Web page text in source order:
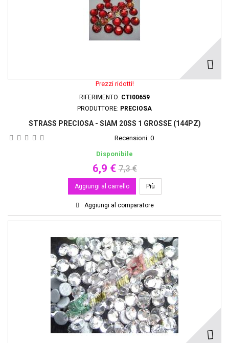
Prezzi ridotti!
RIFERIMENTO: CTI00659
PRODUTTORE: PRECIOSA
STRASS PRECIOSA - SIAM 20SS 1 GROSSE (144PZ)
Recensioni: 0
Disponibile
6,9 € 7,3 €
Aggiungi al carrello Più
Aggiungi al comparatore